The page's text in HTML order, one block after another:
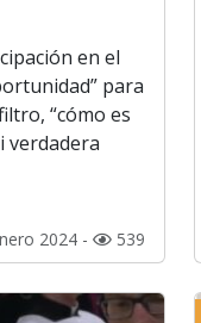
en el
para
“cómo es
verdadera
2024 - 539